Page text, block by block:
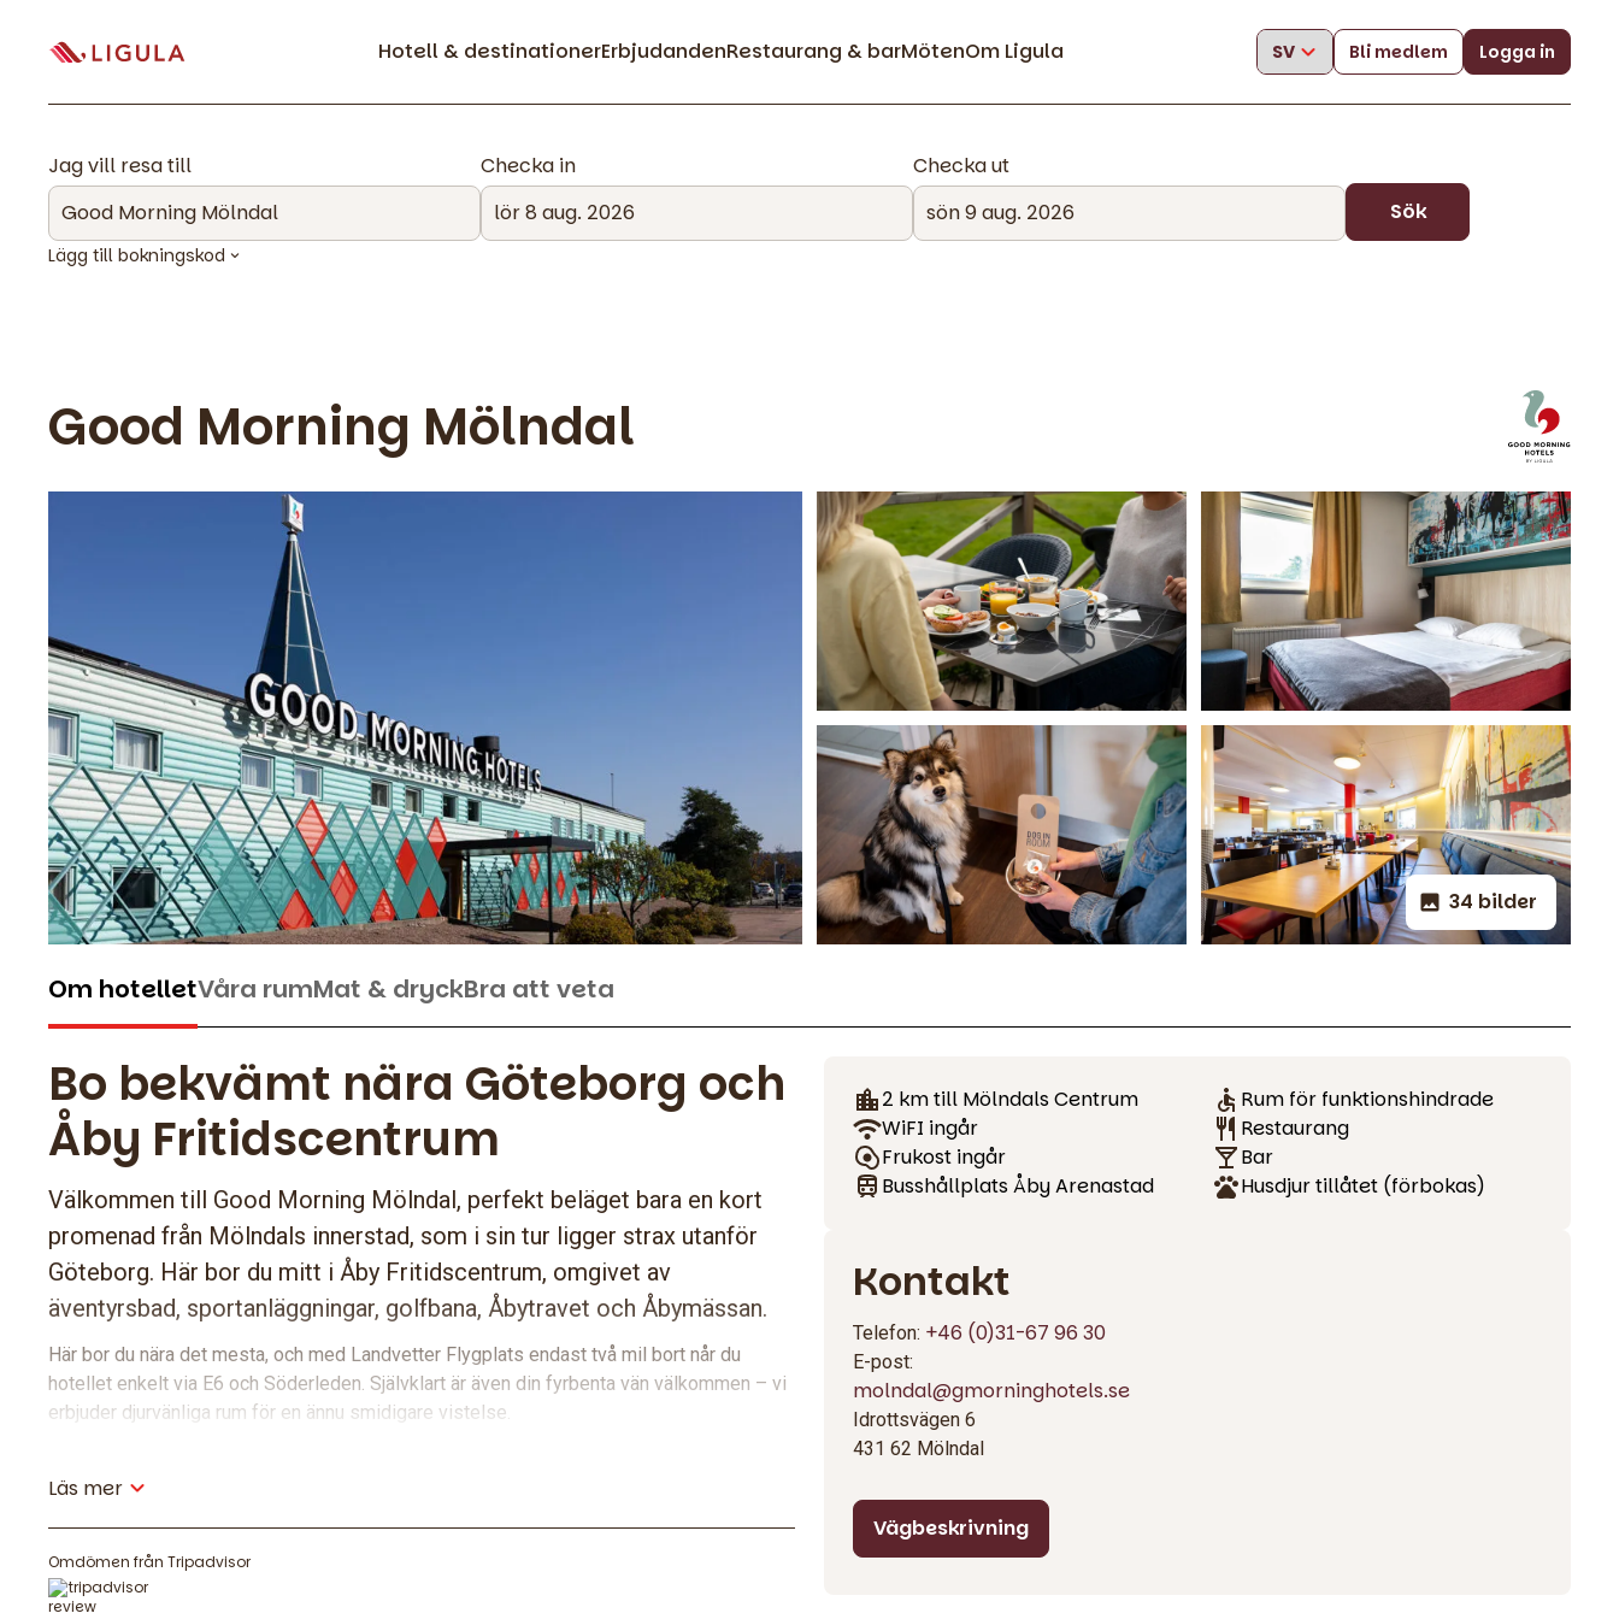
Hotell & destinationerErbjudandenRestaurang & barMötenOm Ligula Bli medlem Logga in
Jag vill resa till Checka in
Checka ut
Sök
Lägg till bokningskod
Good Morning Mölndal
34 bilder
Om hotelletVåra rumMat & dryckBra att veta
Bo bekvämt nära Göteborg och
Åby Fritidscentrum
Välkommen till Good Morning Mölndal, perfekt beläget bara en kort
promenad från Mölndals innerstad, som i sin tur ligger strax utanför
Göteborg. Här bor du mitt i Åby Fritidscentrum, omgivet av
äventyrsbad, sportanläggningar, golfbana, Åbytravet och Åbymässan.
Här bor du nära det mesta, och med Landvetter Flygplats endast två mil bort når du
hotellet enkelt via E6 och Söderleden. Självklart är även din fyrbenta vän välkommen – vi
erbjuder djurvänliga rum för en ännu smidigare vistelse.
Mat och dryck
I vår resturang och bar på gatuplan serverar varje kväll middag från vår Good Food-meny,
där du kan njuta av en förrätt, varmrätt och dessert. För dig som är sugen på något lättare,
erbjuder vi en snacksmeny med enklare rätter dygnet runt.
Läs mer
Omdömen från Tripadvisor
2 km till Mölndals Centrum
WiFI ingår
Frukost ingår
Busshållplats Åby Arenastad
Rum för funktionshindrade
Restaurang
Bar
Husdjur tillåtet (förbokas)
Kontakt
Telefon: +46 (0)31-67 96 30
E-post:
molndal@gmorninghotels.se
Idrottsvägen 6
431 62 Mölndal
Vägbeskrivning